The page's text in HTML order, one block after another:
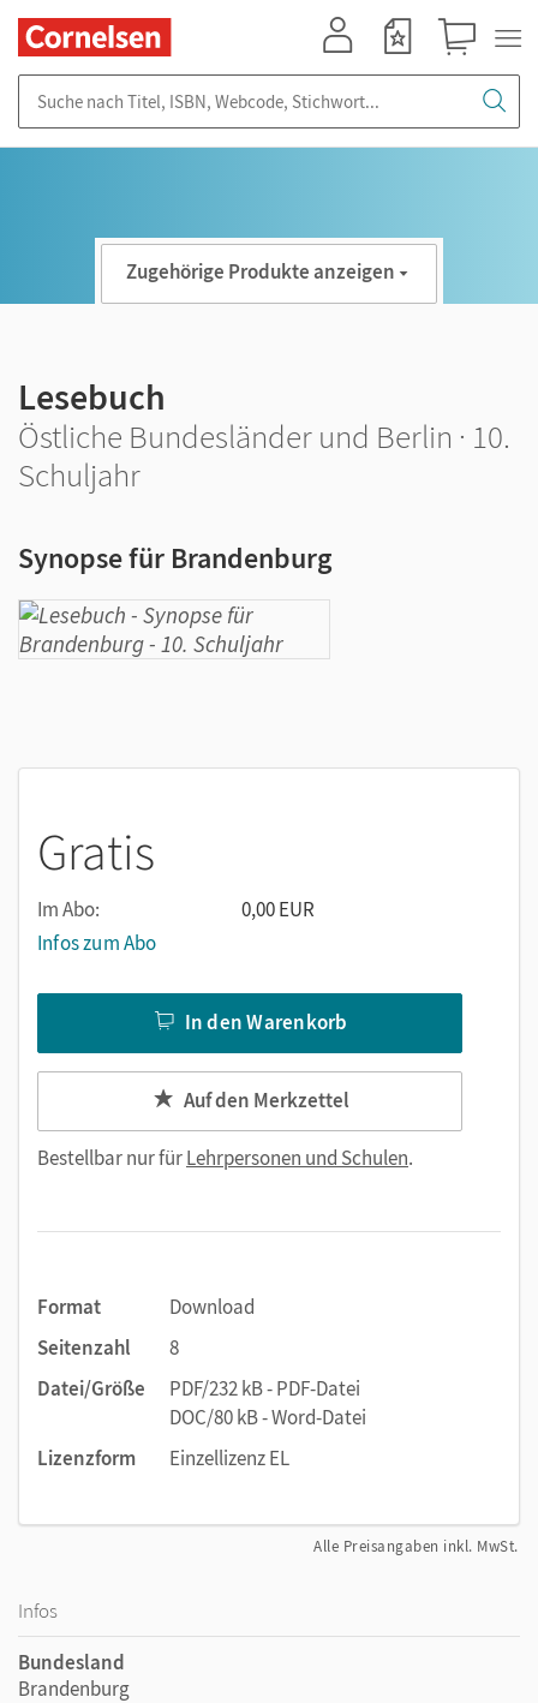
Zugehörige Produkte anzeigen
Lesebuch
Östliche Bundesländer und Berlin · 10.
Schuljahr
Synopse für Brandenburg
Gratis
Im Abo:
0,00 EUR
Infos zum Abo
In den Warenkorb
Auf den Merkzettel
Bestellbar nur fürLehrpersonen und Schulen.
Format
Download
Seitenzahl
8
Datei/Größe
PDF/232 kB - PDF-Datei
DOC/80 kB - Word-Datei
Lizenzform
Einzellizenz EL
Alle Preisangaben inkl. MwSt.
Infos
Bundesland
Brandenburg